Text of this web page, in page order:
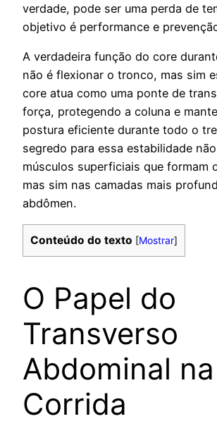
verdade, pode ser uma perda de
objetivo é performance e
A verdadeira função do core
não é flexionar o tronco, mas sim
core atua como uma ponte de
força, protegendo a coluna e
postura eficiente durante todo o
segredo para essa estabilidade
músculos superficiais que formam
mas sim nas camadas mais
abdômen.
Conteúdo do texto [Mostrar]
O Papel do
Transverso
Abdominal na
Corrida